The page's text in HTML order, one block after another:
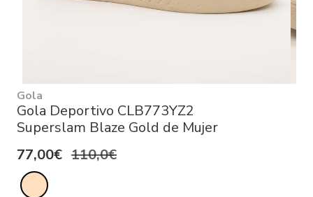
Gola
Gola Deportivo CLB773YZ2
Superslam Blaze Gold de Mujer
77,00€ 110,0€